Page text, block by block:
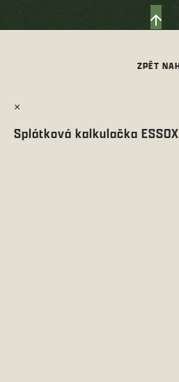
×
Splátková kalkulačka ESSOX